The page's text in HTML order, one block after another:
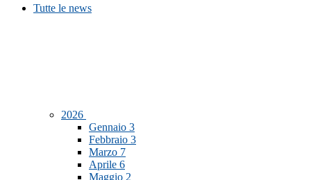
Tutte le news
2026
Gennaio 3
Febbraio 3
Marzo 7
Aprile 6
Maggio 2